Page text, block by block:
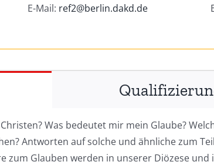
E-Mail: ref2@berlin.dakd.de
Was bedeutet mir mein Glaube?
Antworten auf solche und ähnliche zum
zum Glauben werden in unserer Diözese